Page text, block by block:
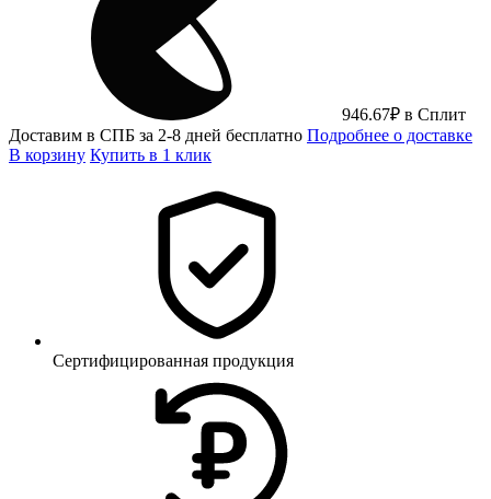
946.67₽ в Сплит
Доставим в СПБ за 2-8 дней бесплатно Подробнее о доставке
В корзину Купить в 1 клик
Сертифицированная продукция